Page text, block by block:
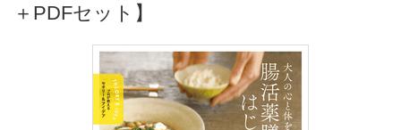
＋PDFセット】